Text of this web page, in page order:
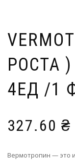
РОСТА )
4ЕД /1
327.60 ₴
Вермотропин — это